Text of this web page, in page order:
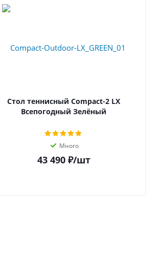
Стол теннисный Compact-2 LX
Всепогодный Зелёный
Много
43 490 ₽/шт